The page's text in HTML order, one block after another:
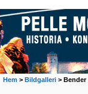
Hem > Bildgalleri > Bender